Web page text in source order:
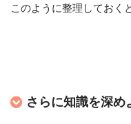
このように整理しておく
さらに知識を深め